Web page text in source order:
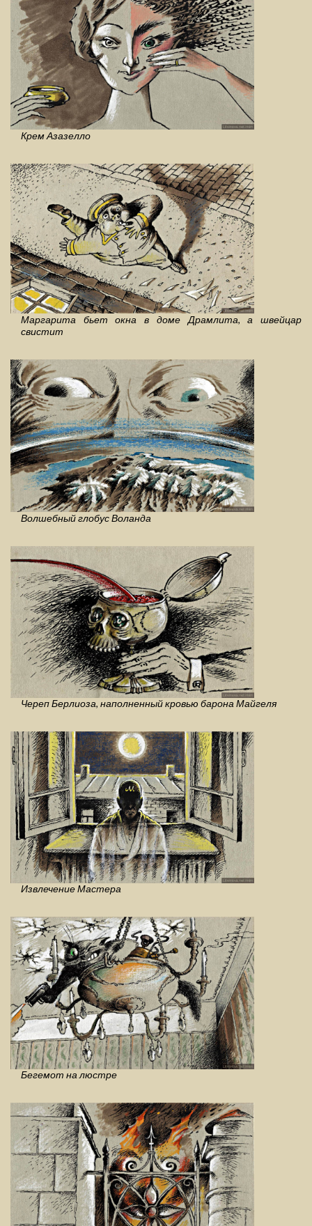
Крем Азазелло
Маргарита бьет окна в доме Драмлита, а швейцар
свистит
Волшебный глобус Воланда
Череп Берлиоза, наполненный кровью барона Майгеля
Извлечение Мастера
Бегемот на люстре